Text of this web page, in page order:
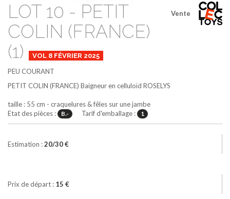
Vente
LOT 10 - PETIT
COLIN (FRANCE)
(1)
VOL 8 FÉVRIER 2025
PEU COURANT
PETIT COLIN (FRANCE) Baigneur en celluloïd ROSELYS
taille : 55 cm - craquelures & fêles sur une jambe
Etat des pièces :
B.- Tarif d'emballage : 1
Estimation :20/30 €
Prix de départ : 15 €